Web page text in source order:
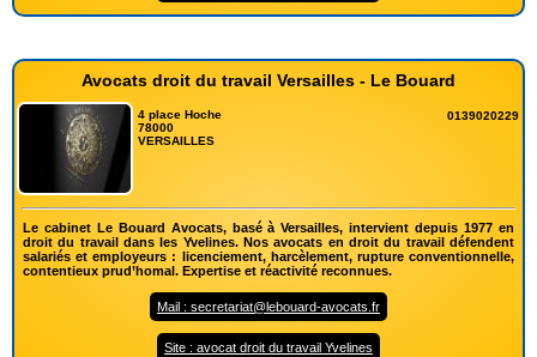
Avocats droit du travail Versailles - Le Bouard
4 place Hoche
78000
VERSAILLES
0139020229
Le cabinet Le Bouard Avocats, basé à Versailles, intervient depuis 1977 en
droit du travail dans les Yvelines. Nos avocats en droit du travail défendent
salariés et employeurs : licenciement, harcèlement, rupture conventionnelle,
contentieux prud’homal. Expertise et réactivité reconnues.
Mail : secretariat@lebouard-avocats.fr
Site : avocat droit du travail Yvelines